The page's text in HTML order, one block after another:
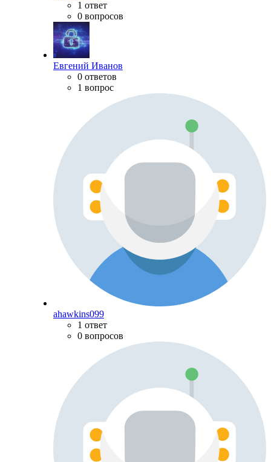
1 ответ
0 вопросов
Евгений Иванов
0 ответов
1 вопрос
ahawkins099
1 ответ
0 вопросов